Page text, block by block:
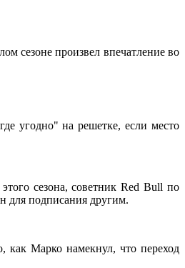
сезоне произвел впечатление во
угодно" на решетке, если место
сезона, советник Red Bull по
для подписания другим.
как Марко намекнул, что переход